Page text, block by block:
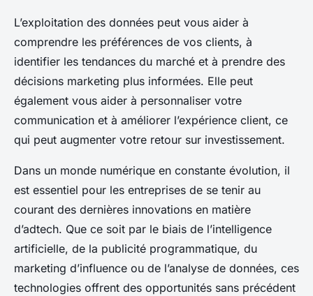
L’exploitation des données peut vous aider à
comprendre les préférences de vos clients, à
identifier les tendances du marché et à prendre des
décisions marketing plus informées. Elle peut
également vous aider à personnaliser votre
communication et à améliorer l’expérience client, ce
qui peut augmenter votre retour sur investissement.
Dans un monde numérique en constante évolution, il
est essentiel pour les entreprises de se tenir au
courant des dernières innovations en matière
d’adtech. Que ce soit par le biais de l’intelligence
artificielle, de la publicité programmatique, du
marketing d’influence ou de l’analyse de données, ces
technologies offrent des opportunités sans précédent